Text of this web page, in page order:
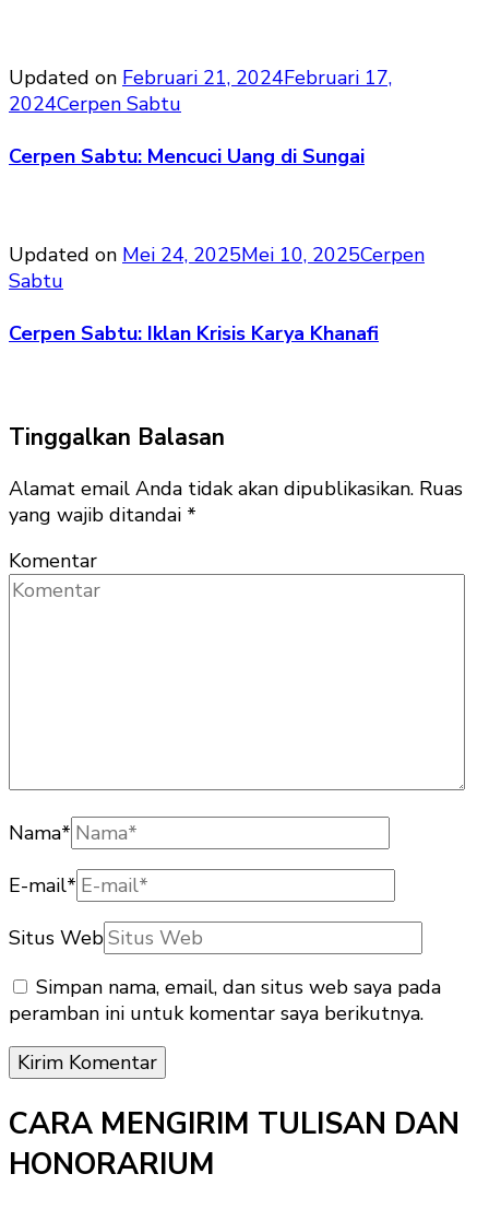
Updated on Februari 21, 2024Februari 17,
2024Cerpen Sabtu
Cerpen Sabtu: Mencuci Uang di Sungai
Updated on Mei 24, 2025Mei 10, 2025Cerpen
Sabtu
Cerpen Sabtu: Iklan Krisis Karya Khanafi
Tinggalkan Balasan
Alamat email Anda tidak akan dipublikasikan. Ruas
yang wajib ditandai *
Komentar
Nama*
E-mail*
Situs Web
Simpan nama, email, dan situs web saya pada
peramban ini untuk komentar saya berikutnya.
CARA MENGIRIM TULISAN DAN
HONORARIUM